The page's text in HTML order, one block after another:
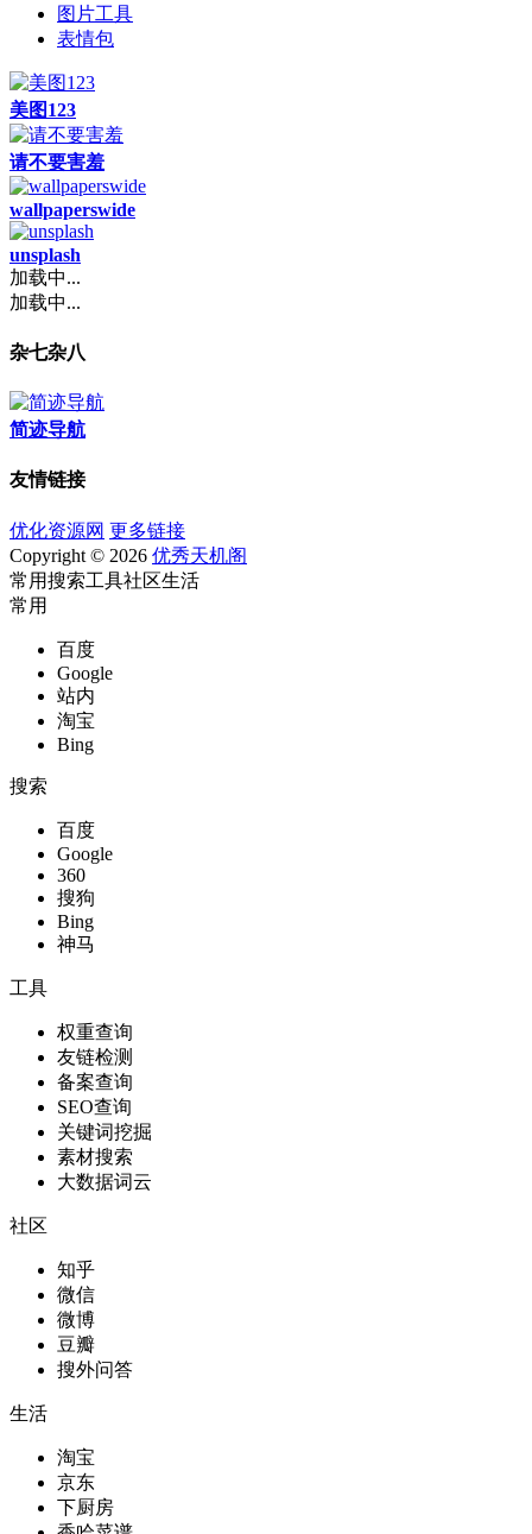
图片工具
表情包
美图123
请不要害羞
wallpaperswide
unsplash
加载中...
加载中...
杂七杂八
简迹导航
友情链接
优化资源网 更多链接
Copyright © 2026 优秀天机阁
常用搜索工具社区生活
常用
百度
Google
站内
淘宝
Bing
搜索
百度
Google
360
搜狗
Bing
神马
工具
权重查询
友链检测
备案查询
SEO查询
关键词挖掘
素材搜索
大数据词云
社区
知乎
微信
微博
豆瓣
搜外问答
生活
淘宝
京东
下厨房